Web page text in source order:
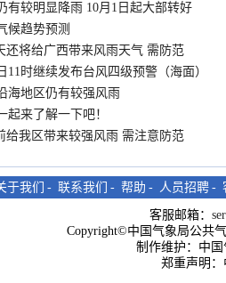
有较明显降雨 10月1日起大部转好
候趋势预测
还将给广西带来风雨天气 需防范
11时继续发布台风四级预警（海面）
海地区仍有较强风雨
起来了解一下吧！
给我区带来较强风雨 需注意防范
于我们 - 联系我们 - 帮助 - 人员招聘 -
客服邮箱：
Copyright©中国气象局公共
制作维护：中
郑重声明